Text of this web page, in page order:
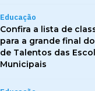
Educação
Confira a lista de
para a grande final
de Talentos das
Municipais